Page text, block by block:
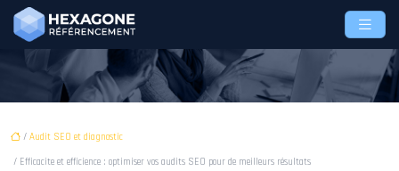
/ Audit SEO et diagnostic
/ Efficacite et efficience : optimiser vos audits SEO pour de meilleurs résultats